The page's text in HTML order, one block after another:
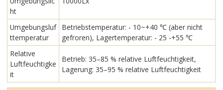
ht
Umgebungsluf
ttemperatur
Betriebstemperatur: - 10~+40 ℃ (aber nicht
gefroren), Lagertemperatur: - 25 -+55 ℃
Relative
Luftfeuchtigke
it
Betrieb: 35–85 % relative Luftfeuchtigkeit,
Lagerung: 35–95 % relative Luftfeuchtigkeit